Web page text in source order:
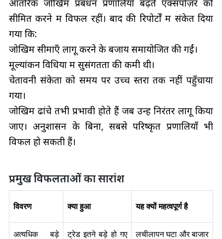
आंतरिक जोखिम प्रबंधन प्रणालियाँ बढ़ते एक्सपोज़र को
सीमित करने में विफल रहीं। बाद की रिपोर्टों में संकेत दिया
गया कि:
जोखिम सीमाएँ लागू करने के बजाय समायोजित की गईं।
मूल्यांकन विधियों में सुसंगतता की कमी थी।
चेतावनी संकेतों को समय पर उच्च स्तरों तक नहीं पहुँचाया
गया।
जोखिम ढांचे तभी प्रभावी होते हैं जब उन्हें निरंतर लागू किया
जाए। अनुशासन के बिना, सबसे परिष्कृत प्रणालियाँ भी
विफल हो सकती हैं।
प्रमुख विफलताओं का सारांश
विवरण क्या हुआ यह क्यों महत्वपूर्ण है
अत्यधिक बड़े
ट्रेड इतने बड़े हो गए
लचीलापन घटा और बाजार